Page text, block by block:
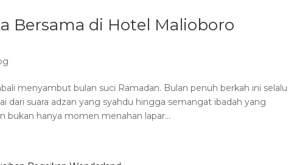
Bersama di Hotel Malioboro
menyambut bulan suci Ramadan. Bulan penuh berkah ini selalu
dari suara adzan yang syahdu hingga semangat ibadah yang
bukan hanya momen menahan lapar...